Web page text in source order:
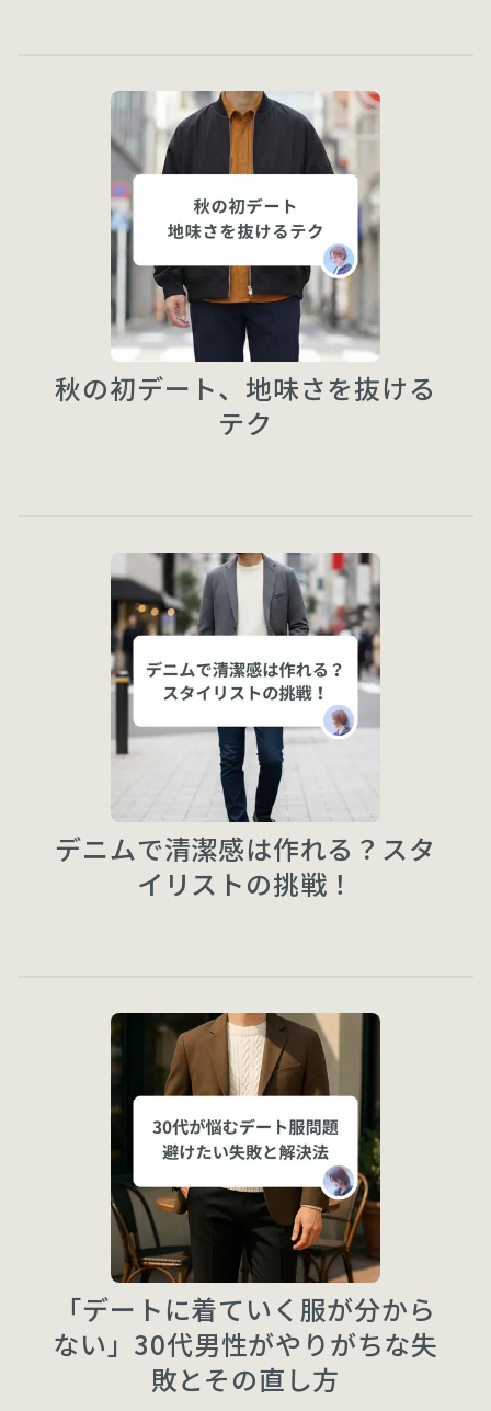
秋の初デート、地味さを抜ける
テク
デニムで清潔感は作れる？スタ
イリストの挑戦！
「デートに着ていく服が分から
ない」30代男性がやりがちな失
敗とその直し方